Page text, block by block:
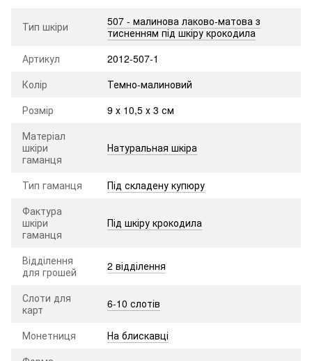
Тип шкіри
507 - малинова лаково-матова з
тисненням під шкіру крокодила
Артикул
2012-507-1
Колір
Темно-малиновий
Розмір
9 х 10,5 х 3 см
Матеріал
шкіри
гаманця
Натуральная шкіра
Тип гаманця
Під складену купюру
Фактура
шкіри
гаманця
Під шкіру крокодила
Відділення
для грошей
2 відділення
Слоти для
карт
6-10 слотів
Монетниця
На блискавці